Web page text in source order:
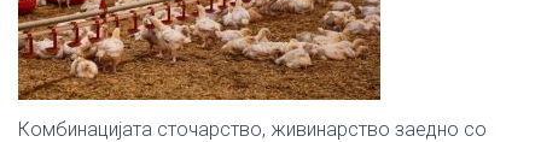
Комбинацијата сточарство, живинарство заедно со